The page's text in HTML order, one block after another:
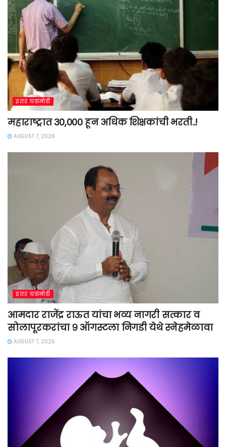
इतर घडामोडी
महाराष्ट्रात 30,000 हून अधिक शिक्षकांची भरती..!
AUGUST 7, 2026
इतर घडामोडी
आमदार राजेंद्र राऊत यांचा भव्य नागरी सत्कार व
सोलापूरकरांचा ९ ऑगस्टला निगडी येथे स्नेहमेळावा
AUGUST 7, 2026